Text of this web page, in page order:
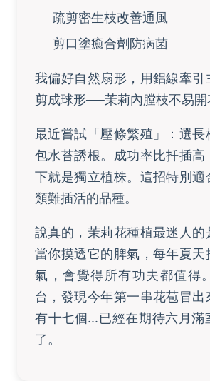
疏剪密生枝改善通風
剪口塗癒合劑防病菌
我偏好自然扇形，用鋁線牽引
剪成球形──茉莉內膛枝不易開
最近嘗試「壓條繁殖」：選長
包水苔誘根。成功率比扦插高
下就是獨立植株。這招特別適
類難插活的品種。
說真的，茉莉花種植最迷人的
當你摸透它的脾氣，每年夏天
氣，會覺得所有功夫都值得
台，發現今年第一串花苞冒出
有十七個...已經在期待六月滿
了。